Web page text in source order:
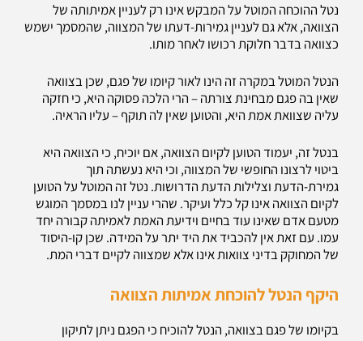
נטל ההוכחה המוטל על המבקש אינו רק לעניין אמיתותה של
הצוואה, אלא גם לעניין גמירות-דעתו של המצווה, שהמסמך ישמש
כצוואה בדבר חלוקת רכושו לאחר מותו.
הנטל המוטל במקרה זה הינו לאור קיומו של פגם, שכן בצוואה
שאין בה פגם מבחינת צורתה – הרי הלכה פסוקה היא, כי חזקה
עליה שצוואת אמת היא, והטוען שאין לה תוקף – עליו הראיה.
בנטל זה, יעמוד הטוען לקיום הצוואה, אם יוכיח, כי הצוואה היא
ביטוי לרצונו החופשי של המצווה, וכי היא נעשתה תוך
גמירת-הדעת וצלילות הדעת הדרושות. נטל זה המוטל על הטוען
לקיום הצוואה אינו קל כלל ועיקר. שהרי עניין לנו במסמך המוגש
מטעם אדם שאינו עוד בחיים וידיעת האמת לאמיתה קבורה יחד
עמו. עם זאת אין להכביד את היד יתר על המידה. שכן קו-היסוד
של המחוקק בדיני צוואות אינו אלא שמצווה לקיים דברי המת.
היקף הנטל להוכחת אמיתות הצוואה
בקיומו של פגם בצוואה, הנטל להוכיח כי הפגם ניתן לתיקון